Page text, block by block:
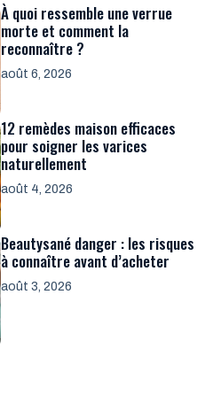
À quoi ressemble une verrue
morte et comment la
reconnaître ?
août 6, 2026
12 remèdes maison efficaces
pour soigner les varices
naturellement
août 4, 2026
Beautysané danger : les risques
à connaître avant d’acheter
août 3, 2026